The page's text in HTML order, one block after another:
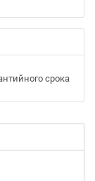
срока